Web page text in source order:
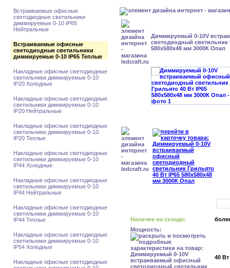
Встраиваемые офисные
светодиодные светильники
диммируемые 0-10 IP65
Нейтральные
Встраиваемые офисные
светодиодные светильники
диммируемые 0-10 IP65 Теплые
Накладные офисные светодиодные
светильники диммируемые 0-10
IP20 Холодные
Накладные офисные светодиодные
светильники диммируемые 0-10
IP20 Нейтральные
Накладные офисные светодиодные
светильники диммируемые 0-10
IP20 Теплые
Накладные офисные светодиодные
светильники диммируемые 0-10
IP44 Холодные
Накладные офисные светодиодные
светильники диммируемые 0-10
IP44 Нейтральные
Накладные офисные светодиодные
светильники диммируемые 0-10
IP44 Теплые
Накладные офисные светодиодные
светильники диммируемые 0-10
IP54 Холодные
Накладные офисные светодиодные
Диммируемый 0-10V
светодиодный светильник
580x580x48 мм 3000К Опал
Наличие на складе:
Мощность:
40 Вт